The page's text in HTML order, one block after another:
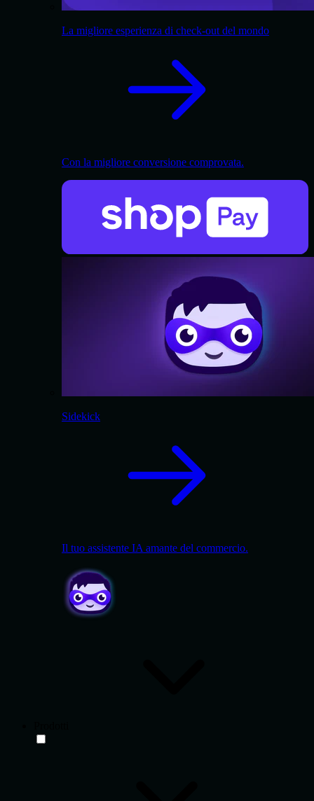
La migliore esperienza di check-out del mondo
Con la migliore conversione comprovata.
Sidekick
Il tuo assistente IA amante del commercio.